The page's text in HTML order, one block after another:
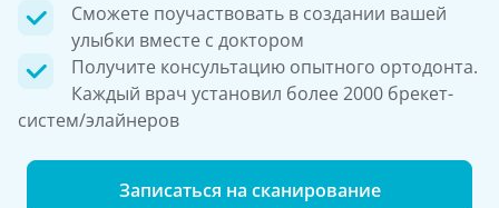
Сможете поучаствовать в создании вашей
улыбки вместе с доктором
Получите консультацию опытного ортодонта.
Каждый врач установил более 2000 брекет-
систем/элайнеров
Записаться на сканирование